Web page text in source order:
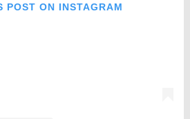
POST ON INSTAGRAM